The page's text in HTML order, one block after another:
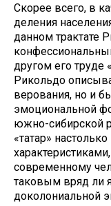
Скорее всего, в
деления
данном трактате
другом его труде
Рикольдо
верования, но и
эмоциональной
южно-сибирской
«татар»
современному
таковым вряд ли
доколониальной